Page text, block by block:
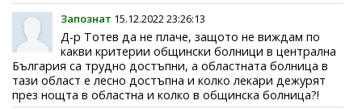
Запознат 15.12.2022 23:26:13
Д-р Тотев да не плаче, защото не виждам по
какви критерии общински болници в централна
България са трудно достъпни, а областната болница в
тази област е лесно достъпна и колко лекари дежурят
през нощта в областна и колко в общинска болница?!